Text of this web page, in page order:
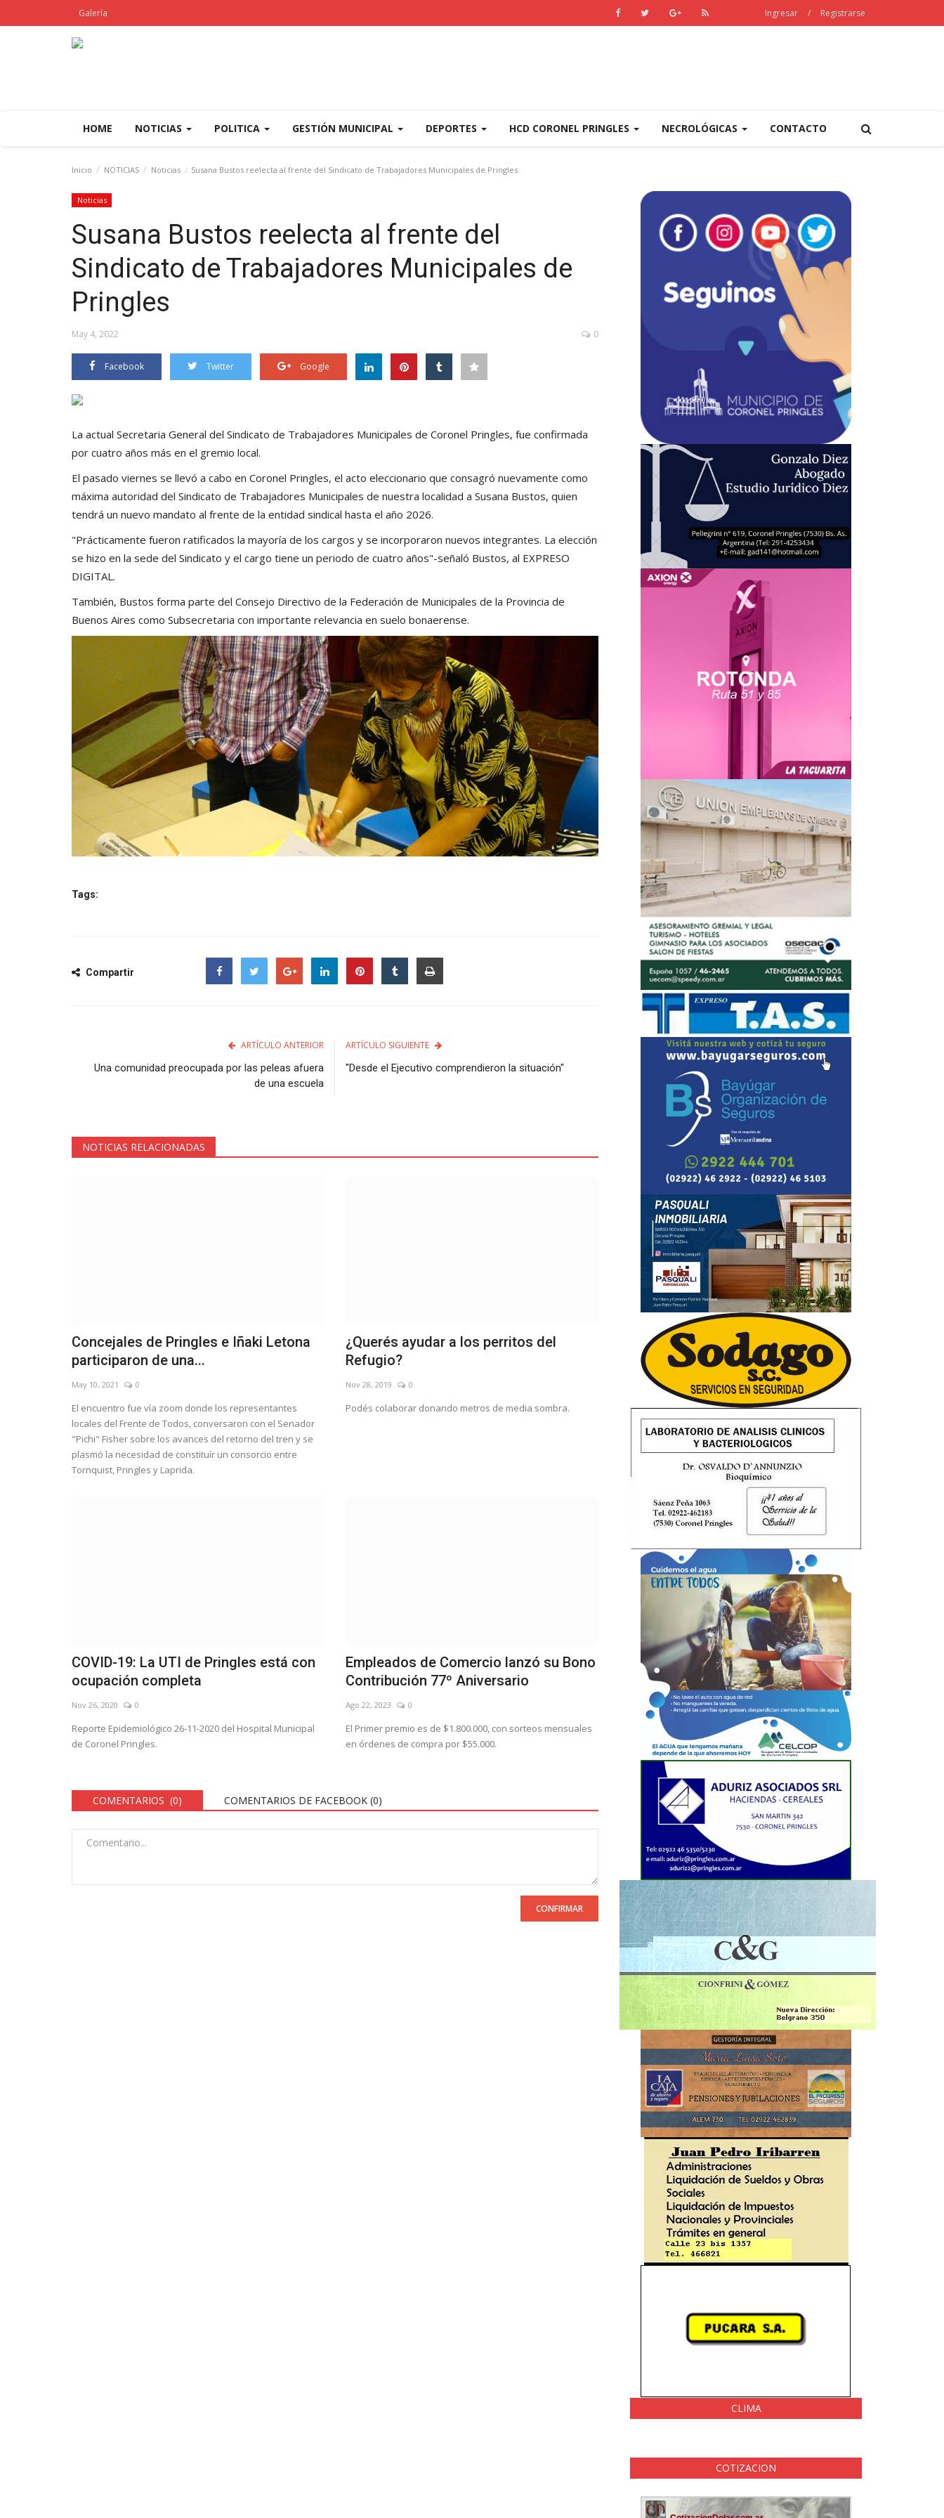
Galería Ingresar / Registrarse
HOME NOTICIAS POLITICA GESTIÓN MUNICIPAL DEPORTES HCD CORONEL PRINGLES NECROLÓGICAS CONTACTO
Inicio NOTICIAS Noticias Susana Bustos reelecta al frente del Sindicato de Trabajadores Municipales de Pringles
Noticias
Susana Bustos reelecta al frente del
Sindicato de Trabajadores Municipales de
Pringles
May 4, 2022 0
Facebook Twitter Google
La actual Secretaria General del Sindicato de Trabajadores Municipales de Coronel Pringles, fue confirmada
por cuatro años más en el gremio local.
El pasado viernes se llevó a cabo en Coronel Pringles, el acto eleccionario que consagró nuevamente como
máxima autoridad del Sindicato de Trabajadores Municipales de nuestra localidad a Susana Bustos, quien
tendrá un nuevo mandato al frente de la entidad sindical hasta el año 2026.
"Prácticamente fueron ratificados la mayoría de los cargos y se incorporaron nuevos integrantes. La elección
se hizo en la sede del Sindicato y el cargo tiene un periodo de cuatro años"-señaló Bustos, al EXPRESO
DIGITAL.
También, Bustos forma parte del Consejo Directivo de la Federación de Municipales de la Provincia de
Buenos Aires como Subsecretaria con importante relevancia en suelo bonaerense.
Tags:
Compartir
ARTÍCULO ANTERIOR
Una comunidad preocupada por las peleas afuera
de una escuela
ARTÍCULO SIGUIENTE
"Desde el Ejecutivo comprendieron la situación"
NOTICIAS RELACIONADAS
Concejales de Pringles e Iñaki Letona
participaron de una...
May 10, 2021 0
El encuentro fue vía zoom donde los representantes
locales del Frente de Todos, conversaron con el Senador
"Pichi" Fisher sobre los avances del retorno del tren y se
plasmó la necesidad de constituír un consorcio entre
Tornquist, Pringles y Laprida.
¿Querés ayudar a los perritos del
Refugio?
Nov 28, 2019 0
Podés colaborar donando metros de media sombra.
COVID-19: La UTI de Pringles está con
ocupación completa
Nov 26, 2020 0
Reporte Epidemiológico 26-11-2020 del Hospital Municipal
de Coronel Pringles.
Empleados de Comercio lanzó su Bono
Contribución 77º Aniversario
Ago 22, 2023 0
El Primer premio es de $1.800.000, con sorteos mensuales
en órdenes de compra por $55.000.
COMENTARIOS (0) COMENTARIOS DE FACEBOOK (0)
CONFIRMAR
CLIMA
COTIZACION